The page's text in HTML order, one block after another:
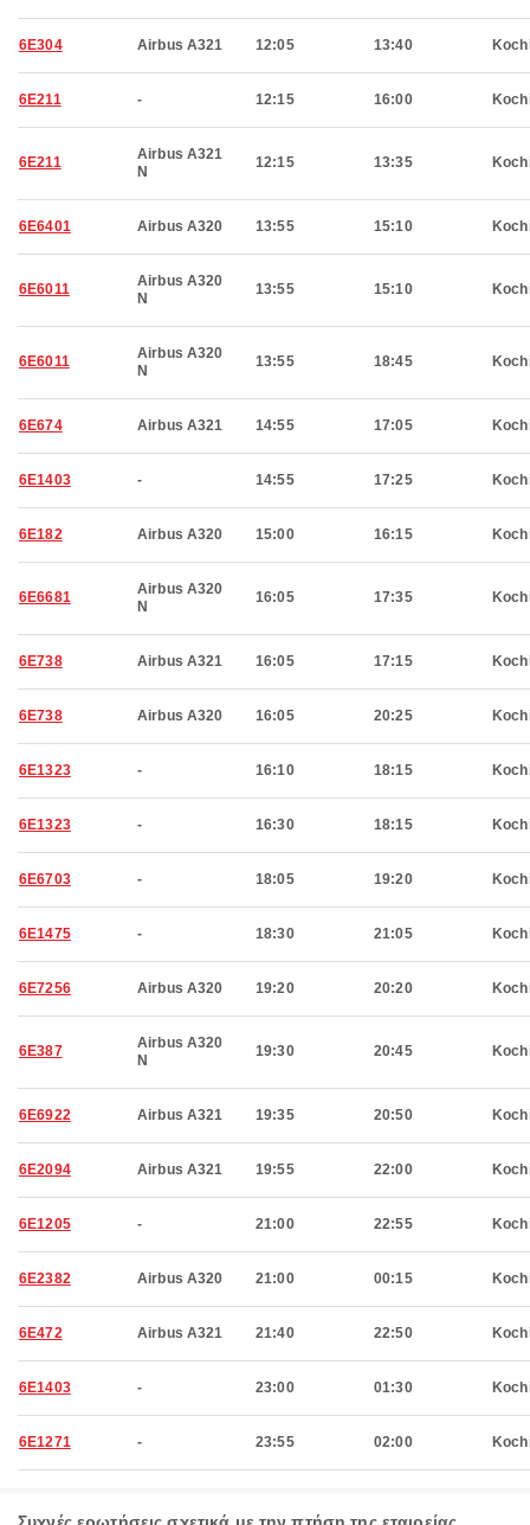
6E304 Airbus A321 12:05 13:40
6E211 - 12:15 16:00
6E211
Airbus A321
N
12:15 13:35
6E6401 Airbus A320 13:55 15:10
6E6011
Airbus A320
N
13:55 15:10
6E6011
Airbus A320
N
13:55 18:45
6E674 Airbus A321 14:55 17:05
6E1403 - 14:55 17:25
6E182 Airbus A320 15:00 16:15
6E6681
Airbus A320
N
16:05 17:35
6E738 Airbus A321 16:05 17:15
6E738 Airbus A320 16:05 20:25
6E1323 - 16:10 18:15
6E1323 - 16:30 18:15
6E6703 - 18:05 19:20
6E1475 - 18:30 21:05
6E7256 Airbus A320 19:20 20:20
6E387
Airbus A320
N
19:30 20:45
6E6922 Airbus A321 19:35 20:50
6E2094 Airbus A321 19:55 22:00
6E1205 - 21:00 22:55
6E2382 Airbus A320 21:00 00:15
6E472 Airbus A321 21:40 22:50
6E1403 - 23:00 01:30
6E1271 - 23:55 02:00